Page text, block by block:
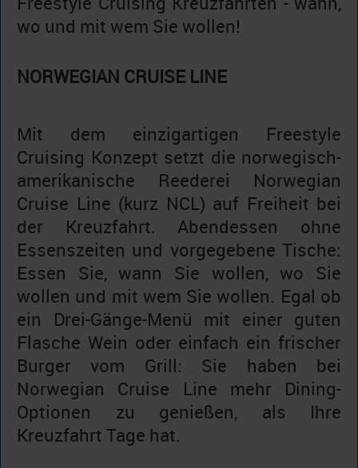
wo und mit wem Sie wollen!
NORWEGIAN CRUISE LINE
Mit dem einzigartigen Freestyle
Cruising Konzept setzt die norwegisch-
amerikanische Reederei Norwegian
Cruise Line (kurz NCL) auf Freiheit bei
der Kreuzfahrt. Abendessen ohne
Essenszeiten und vorgegebene Tische:
Essen Sie, wann Sie wollen, wo Sie
wollen und mit wem Sie wollen. Egal ob
ein Drei-Gänge-Menü mit einer guten
Flasche Wein oder einfach ein frischer
Burger vom Grill: Sie haben bei
Norwegian Cruise Line mehr Dining-
Optionen zu genießen, als Ihre
Kreuzfahrt Tage hat.